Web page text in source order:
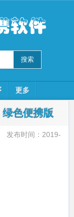
更多
色便携版
发布时间：2019-